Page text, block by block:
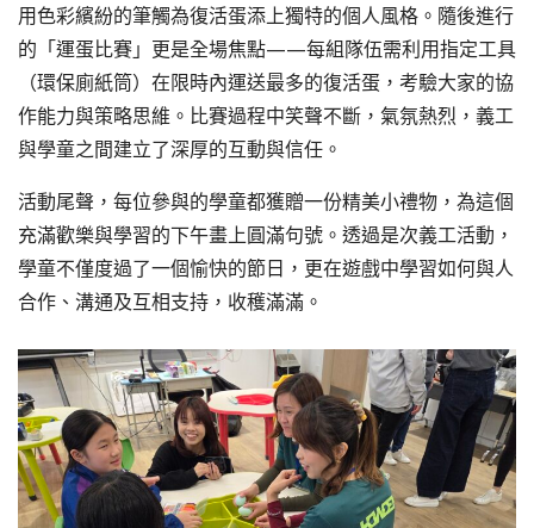
用色彩繽紛的筆觸為復活蛋添上獨特的個人風格。隨後進行
的「運蛋比賽」更是全場焦點——每組隊伍需利用指定工具
（環保廁紙筒）在限時內運送最多的復活蛋，考驗大家的協
作能力與策略思維。比賽過程中笑聲不斷，氣氛熱烈，義工
與學童之間建立了深厚的互動與信任。
活動尾聲，每位參與的學童都獲贈一份精美小禮物，為這個
充滿歡樂與學習的下午畫上圓滿句號。透過是次義工活動，
學童不僅度過了一個愉快的節日，更在遊戲中學習如何與人
合作、溝通及互相支持，收穫滿滿。